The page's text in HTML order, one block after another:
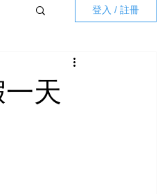
登入 / 註冊
天